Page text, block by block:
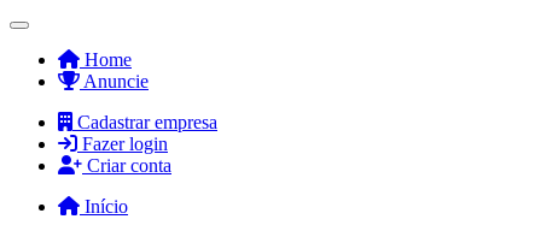
Home
Anuncie
Cadastrar empresa
Fazer login
Criar conta
Início